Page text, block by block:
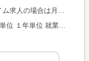
の場合は時間額を表示しています。
変形労働時間制 変形労働時間制の単位 １年単位 就業時間１ 8時00分〜17時00分